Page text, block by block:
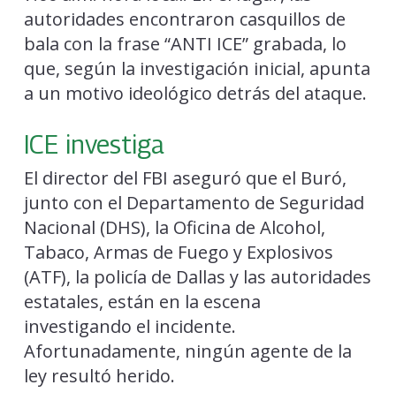
autoridades encontraron casquillos de
bala con la frase “ANTI ICE” grabada, lo
que, según la investigación inicial, apunta
a un motivo ideológico detrás del ataque.
ICE investiga
El director del FBI aseguró que el Buró,
junto con el Departamento de Seguridad
Nacional (DHS), la Oficina de Alcohol,
Tabaco, Armas de Fuego y Explosivos
(ATF), la policía de Dallas y las autoridades
estatales, están en la escena
investigando el incidente.
Afortunadamente, ningún agente de la
ley resultó herido.